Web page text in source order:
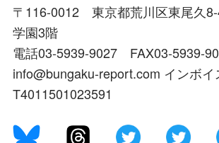
〒116-0012 東京都荒川区東尾久
学園3階
電話03-5939-9027 FAX03-5939-
info@bungaku-report.com インボイ
T4011501023591